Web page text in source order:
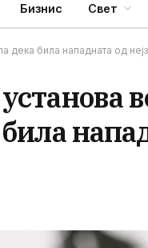
Бизнис Свет
дека била нападната од